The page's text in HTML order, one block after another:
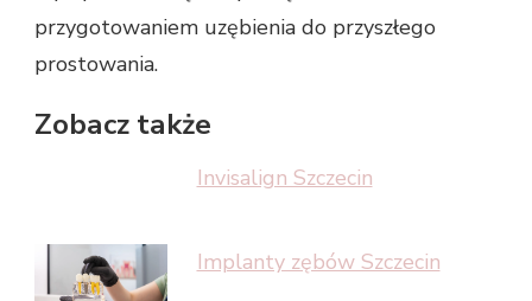
przygotowaniem uzębienia do przyszłego
prostowania.
Zobacz także
Invisalign Szczecin
Implanty zębów Szczecin